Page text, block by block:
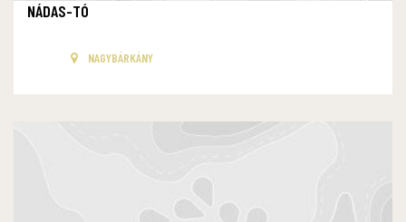
NÁDAS-TÓ
NAGYBÁRKÁNY